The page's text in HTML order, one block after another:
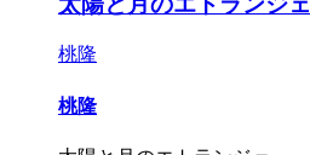
桃隆
桃隆